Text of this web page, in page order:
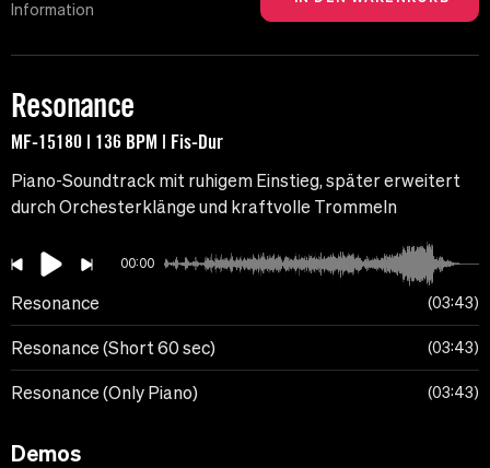
Information
Resonance
MF-15180 | 136 BPM | Fis-Dur
Piano-Soundtrack mit ruhigem Einstieg, später erweitert
durch Orchesterklänge und kraftvolle Trommeln
00:00
Resonance 03:43
Resonance (Short 60 sec) 03:43
Resonance (Only Piano) 03:43
Demos